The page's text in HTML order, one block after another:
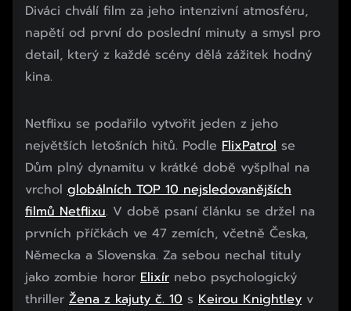
Diváci chválí film za jeho intenzivní atmosféru,
napětí od první do poslední minuty a smysl pro
detail, který z každé scény dělá zážitek hodný
kina.
Netflixu se podařilo vytvořit jeden z jeho
největších letošních hitů. Podle FlixPatrol se
Dům plný dynamitu v krátké době vyšplhal na
vrchol globálních TOP 10 nejsledovanějších
filmů Netflixu. V době psaní článku se držel na
prvních příčkách ve 47 zemích, včetně Česka,
Německa a Slovenska. Za sebou nechal tituly
jako zombie horor Elixír nebo psychologický
thriller Žena z kajuty č. 10 s Keirou Knightley v